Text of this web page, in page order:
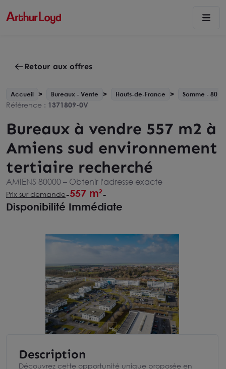
Retour aux offres
Accueil Bureaux - Vente Hauts-de-France Somme - 80
Référence : 1371809-0V
Bureaux à vendre 557 m2 à
Amiens sud environnement
tertiaire recherché
AMIENS 80000 – Obtenir l'adresse exacte
Prix sur demande-557 m²-
Disponibilité Immédiate
Description
Découvrez cette opportunité unique proposée en